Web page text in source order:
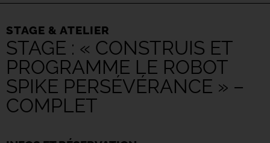
STAGE & ATELIER
STAGE : « CONSTRUIS ET
PROGRAMME LE ROBOT
SPIKE PERSÉVÉRANCE » –
COMPLET